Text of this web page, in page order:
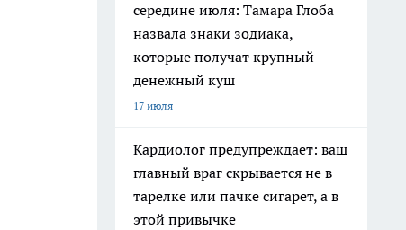
середине июля: Тамара Глоба
назвала знаки зодиака,
которые получат крупный
денежный куш
17 июля
Кардиолог предупреждает: ваш
главный враг скрывается не в
тарелке или пачке сигарет, а в
этой привычке